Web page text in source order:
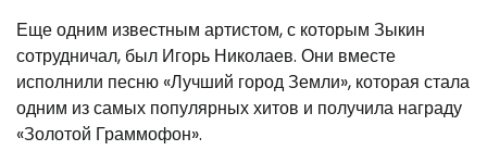
Еще одним известным артистом, с которым Зыкин
сотрудничал, был Игорь Николаев. Они вместе
исполнили песню «Лучший город Земли», которая стала
одним из самых популярных хитов и получила награду
«Золотой Граммофон».